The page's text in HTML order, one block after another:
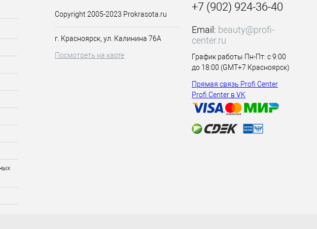
Copyright 2005-2023 Prokrasota.ru
г. Красноярск, ул. Калинина 76А
Посмотреть на карте
+7 (902) 924-36-40
Email: beauty@profi-
center.ru
График работы Пн-Пт: с 9:00
до 18:00 (GMT+7 Красноярск)
Прямая связь Profi Center
Profi Center в VK